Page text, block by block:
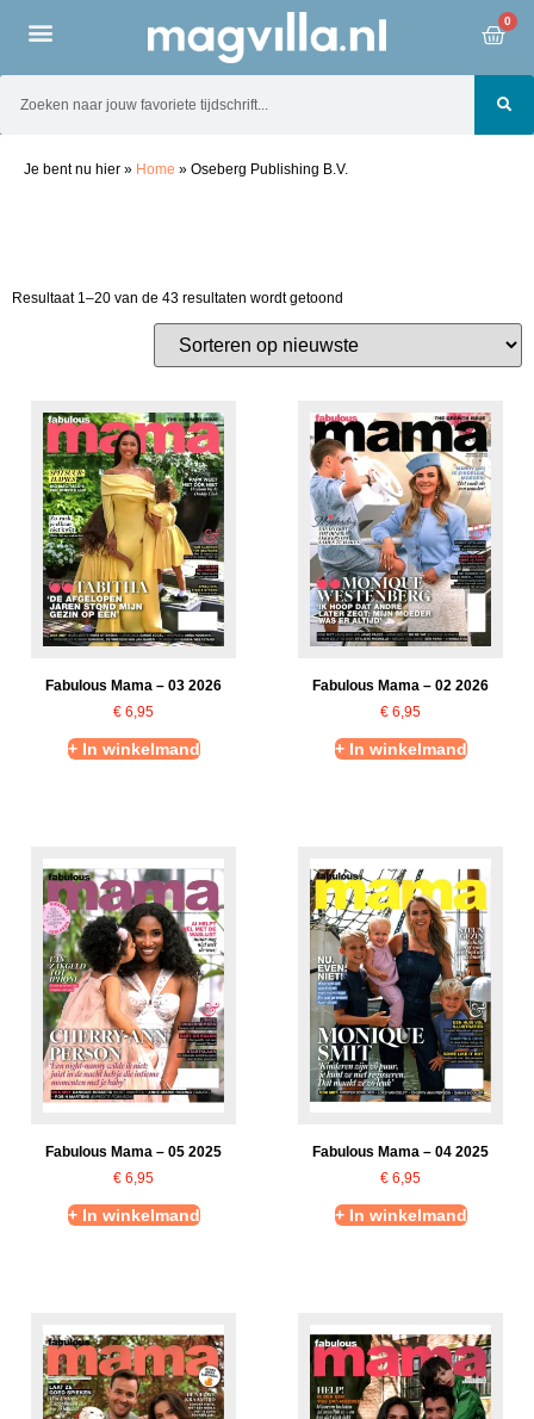
0
Je bent nu hier » Home » Oseberg Publishing B.V.
Resultaat 1–20 van de 43 resultaten wordt getoond
Fabulous Mama – 03 2026
€ 6,95
+ In winkelmand
Fabulous Mama – 02 2026
€ 6,95
+ In winkelmand
Fabulous Mama – 05 2025
€ 6,95
+ In winkelmand
Fabulous Mama – 04 2025
€ 6,95
+ In winkelmand